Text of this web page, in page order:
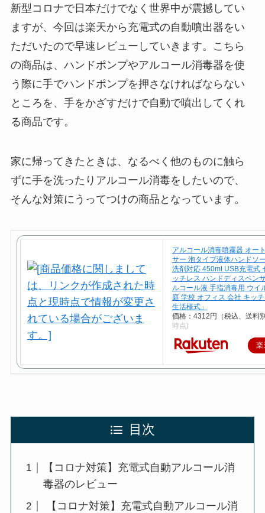
新型コロナで日本だけでなく世界中が震撼してい
ますが、今回は楽天から充電式の自動噴出器をい
ただいたので早速レビューしていきます。こちら
の商品は、ハンドポンプやアルコール消毒器を使
う際に手でハンドポンプを押さなければならない
ところを、手をかざすだけで自動で噴出してくれ
る商品です。
家に帰ってきたときは、なるべく他のものに触ら
ずに手を洗ったりアルコール消毒をしたいので、
そんな対策にうってつけの商品となっています。
アルコール消毒噴霧器 オー
サー 泡タイプ液体ハンドソ
洗剤対応 450ml USB充電式
ッチレス ハンドディスペン
ルコール液 手指消毒用 ウイ
庭 学校 オフィス 会社 キッ
生活様式」
価格：4312円（税込、送料
時点)
楽
目次
【コロナ対策】充電式自動アルコール消
毒器のレビュー
【コロナ対策】充電式自動アルコール消